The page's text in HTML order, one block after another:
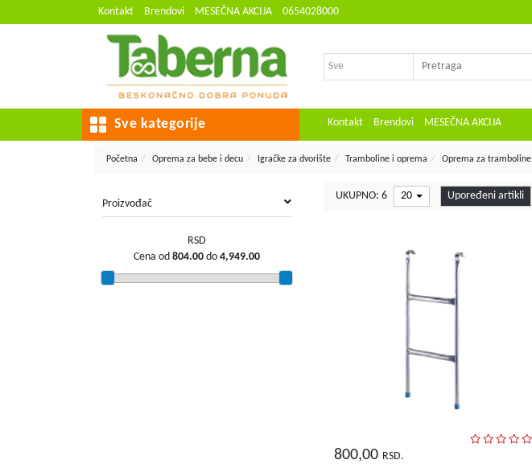
Kontakt Brendovi MESEČNA AKCIJA 0654028000
Sve kategorije Kontakt Brendovi MESEČNA AKCIJA
Početna Oprema za bebe i decu Igračke za dvorište Tramboline i oprema Oprema za tramboline
Proizvođač
RSD
Cena od 804.00 do 4,949.00
UKUPNO: 6 20 Upoređeni artikli
800,00 RSD.